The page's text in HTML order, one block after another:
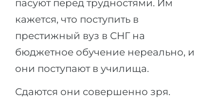
пасуют перед трудностями. Им
кажется, что поступить в
престижный вуз в СНГ на
бюджетное обучение нереально, и
они поступают в училища.
Сдаются они совершенно зря.